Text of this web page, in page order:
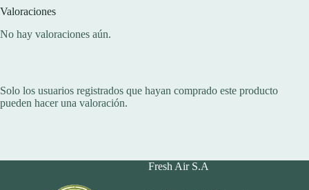
Valoraciones
No hay valoraciones aún.
Solo los usuarios registrados que hayan comprado este producto
pueden hacer una valoración.
Fresh Air S.A